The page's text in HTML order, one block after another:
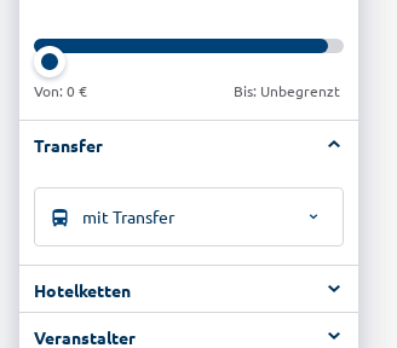
Von: 0 € Bis: Unbegrenzt
Transfer
mit Transfer
Hotelketten
Veranstalter